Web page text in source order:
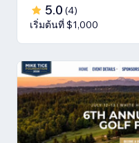
5.0 (4)
เริ่มต้นที่ $1,000